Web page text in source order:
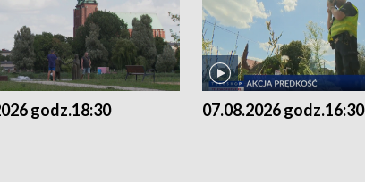
godz.18:30 07.08.2026 godz.16:30